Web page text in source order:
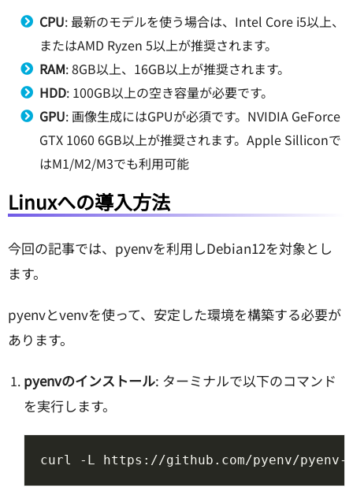
CPU: 最新のモデルを使う場合は、Intel Core i5以上、
またはAMD Ryzen 5以上が推奨されます。
RAM: 8GB以上、16GB以上が推奨されます。
HDD: 100GB以上の空き容量が必要です。
GPU: 画像生成にはGPUが必須です。NVIDIA GeForce
GTX 1060 6GB以上が推奨されます。Apple Silliconで
はM1/M2/M3でも利用可能
Linuxへの導入方法
今回の記事では、pyenvを利用しDebian12を対象とし
ます。
pyenvとvenvを使って、安定した環境を構築する必要が
あります。
pyenvのインストール: ターミナルで以下のコマンド
を実行します。